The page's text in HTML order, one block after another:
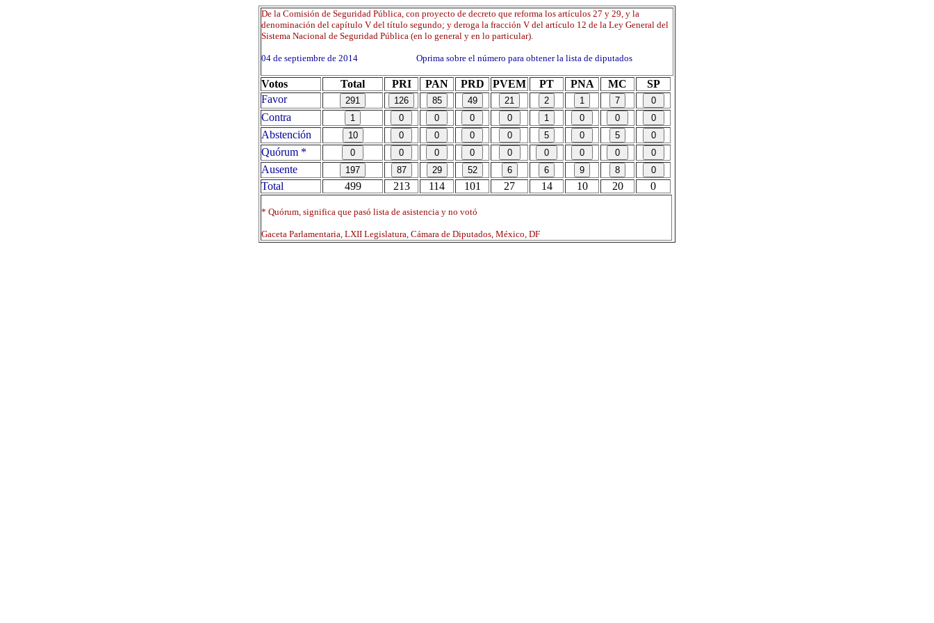
De la Comisión de Seguridad Pública, con proyecto de decreto que reforma los artículos 27 y 29, y la
denominación del capítulo V del título segundo; y deroga la fracción V del artículo 12 de la Ley General del
Sistema Nacional de Seguridad Pública (en lo general y en lo particular).
04 de septiembre de 2014 Oprima sobre el número para obtener la lista de diputados
Votos Total PRI PAN PRD PVEM PT PNA MC
SP
Favor
Contra
Abstención
Quórum *
Ausente
Total
499 213 114 101 27 14 10 20 0
* Quórum, significa que pasó lista de asistencia y no votó
Gaceta Parlamentaria, LXII Legislatura, Cámara de Diputados, México, DF